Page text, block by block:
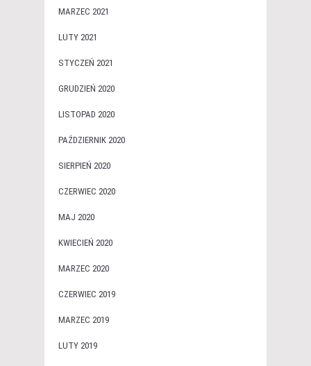
MARZEC 2021
LUTY 2021
STYCZEŃ 2021
GRUDZIEŃ 2020
LISTOPAD 2020
PAŹDZIERNIK 2020
SIERPIEŃ 2020
CZERWIEC 2020
MAJ 2020
KWIECIEŃ 2020
MARZEC 2020
CZERWIEC 2019
MARZEC 2019
LUTY 2019